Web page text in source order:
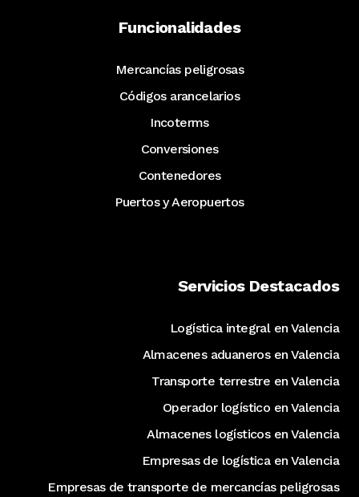
Funcionalidades
Mercancías peligrosas
Códigos arancelarios
Incoterms
Conversiones
Contenedores
Puertos y Aeropuertos
Servicios Destacados
Logística integral en Valencia
Almacenes aduaneros en Valencia
Transporte terrestre en Valencia
Operador logístico en Valencia
Almacenes logísticos en Valencia
Empresas de logística en Valencia
Empresas de transporte de mercancías peligrosas